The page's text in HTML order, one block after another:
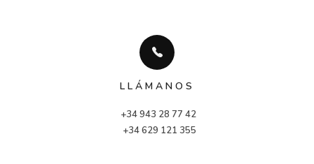
LLÁMANOS
+34 943 28 77 42
+34 629 121 355